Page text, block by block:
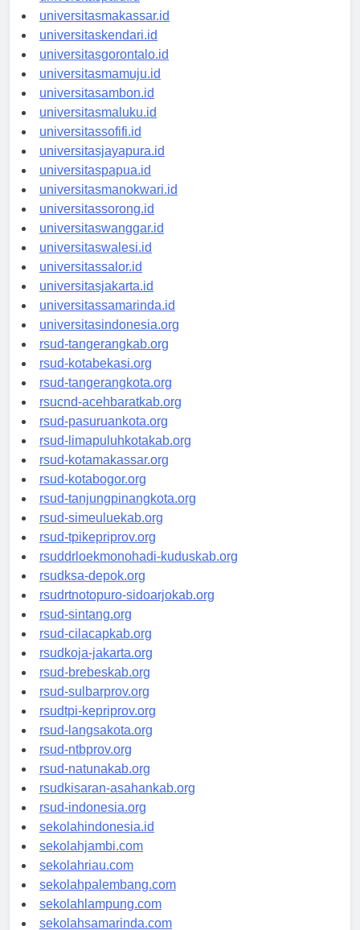
universitaspalu.id
universitasmakassar.id
universitaskendari.id
universitasgorontalo.id
universitasmamuju.id
universitasambon.id
universitasmaluku.id
universitassofifi.id
universitasjayapura.id
universitaspapua.id
universitasmanokwari.id
universitassorong.id
universitaswanggar.id
universitaswalesi.id
universitassalor.id
universitasjakarta.id
universitassamarinda.id
universitasindonesia.org
rsud-tangerangkab.org
rsud-kotabekasi.org
rsud-tangerangkota.org
rsucnd-acehbaratkab.org
rsud-pasuruankota.org
rsud-limapuluhkotakab.org
rsud-kotamakassar.org
rsud-kotabogor.org
rsud-tanjungpinangkota.org
rsud-simeuluekab.org
rsud-tpikepriprov.org
rsuddrloekmonohadi-kuduskab.org
rsudksa-depok.org
rsudrtnotopuro-sidoarjokab.org
rsud-sintang.org
rsud-cilacapkab.org
rsudkoja-jakarta.org
rsud-brebeskab.org
rsud-sulbarprov.org
rsudtpi-kepriprov.org
rsud-langsakota.org
rsud-ntbprov.org
rsud-natunakab.org
rsudkisaran-asahankab.org
rsud-indonesia.org
sekolahindonesia.id
sekolahjambi.com
sekolahriau.com
sekolahpalembang.com
sekolahlampung.com